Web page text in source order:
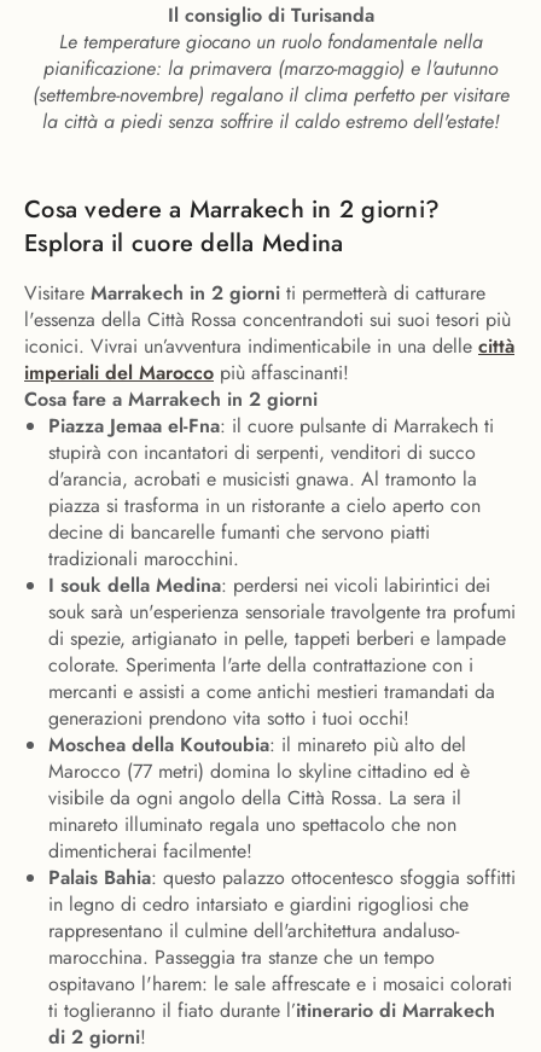
Il consiglio di Turisanda
Le temperature giocano un ruolo fondamentale nella
pianificazione: la primavera (marzo-maggio) e l'autunno
(settembre-novembre) regalano il clima perfetto per visitare
la città a piedi senza soffrire il caldo estremo dell'estate!
Cosa vedere a Marrakech in 2 giorni?
Esplora il cuore della Medina
Visitare Marrakech in 2 giorni ti permetterà di catturare
l'essenza della Città Rossa concentrandoti sui suoi tesori più
iconici. Vivrai un’avventura indimenticabile in una delle città
imperiali del Marocco più affascinanti!
Cosa fare a Marrakech in 2 giorni
Piazza Jemaa el-Fna: il cuore pulsante di Marrakech ti
stupirà con incantatori di serpenti, venditori di succo
d'arancia, acrobati e musicisti gnawa. Al tramonto la
piazza si trasforma in un ristorante a cielo aperto con
decine di bancarelle fumanti che servono piatti
tradizionali marocchini.
I souk della Medina: perdersi nei vicoli labirintici dei
souk sarà un'esperienza sensoriale travolgente tra profumi
di spezie, artigianato in pelle, tappeti berberi e lampade
colorate. Sperimenta l'arte della contrattazione con i
mercanti e assisti a come antichi mestieri tramandati da
generazioni prendono vita sotto i tuoi occhi!
Moschea della Koutoubia: il minareto più alto del
Marocco (77 metri) domina lo skyline cittadino ed è
visibile da ogni angolo della Città Rossa. La sera il
minareto illuminato regala uno spettacolo che non
dimenticherai facilmente!
Palais Bahia: questo palazzo ottocentesco sfoggia soffitti
in legno di cedro intarsiato e giardini rigogliosi che
rappresentano il culmine dell'architettura andaluso-
marocchina. Passeggia tra stanze che un tempo
ospitavano l'harem: le sale affrescate e i mosaici colorati
ti toglieranno il fiato durante l’itinerario di Marrakech
di 2 giorni!